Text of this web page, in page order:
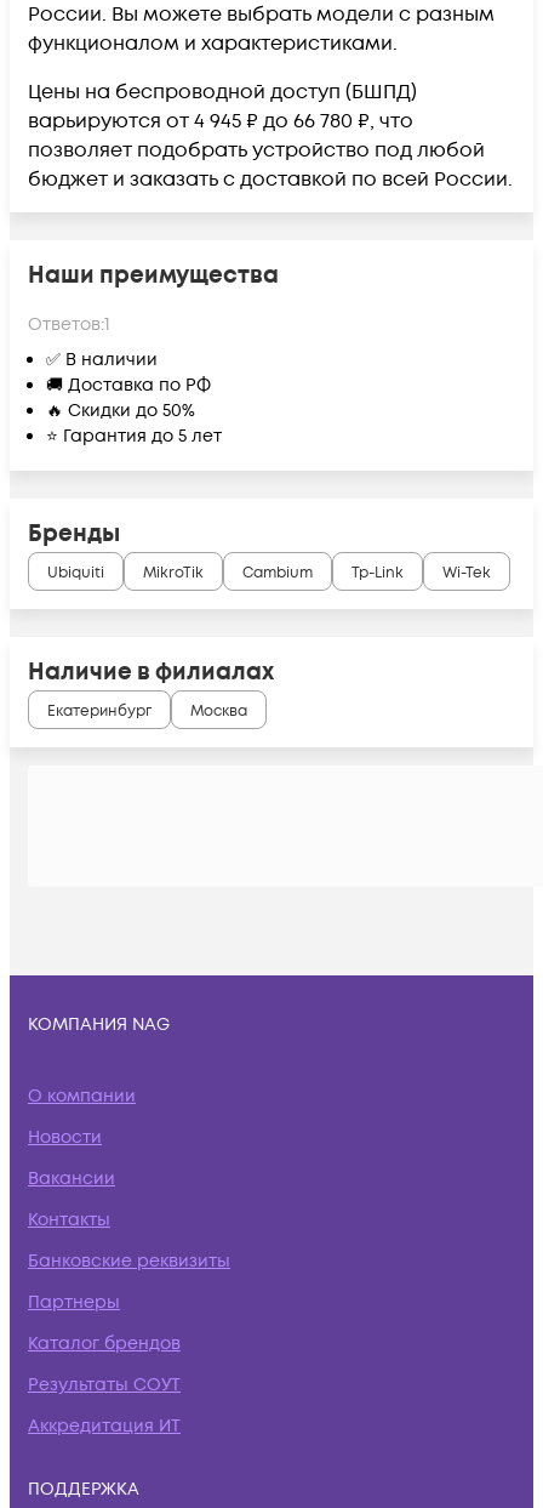
России. Вы можете выбрать модели с разным
функционалом и характеристиками.
Цены на беспроводной доступ (БШПД)
варьируются от 4 945 ₽ до 66 780 ₽, что
позволяет подобрать устройство под любой
бюджет и заказать с доставкой по всей России.
Наши преимущества
Ответов:1
✅ В наличии
🚚 Доставка по РФ
🔥 Скидки до 50%
⭐ Гарантия до 5 лет
Бренды
Ubiquiti MikroTik Cambium Tp-Link Wi-Tek
Наличие в филиалах
Екатеринбург Москва
КОМПАНИЯ NAG
О компании
Новости
Вакансии
Контакты
Банковские реквизиты
Партнеры
Каталог брендов
Результаты СОУТ
Аккредитация ИТ
ПОДДЕРЖКА